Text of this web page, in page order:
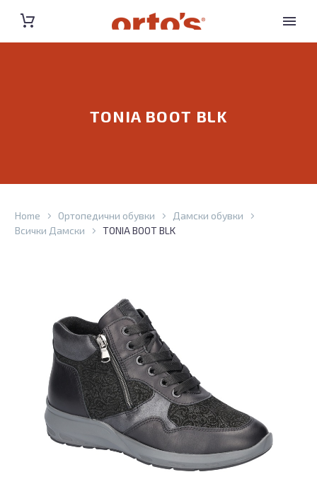
TONIA BOOT BLK
Home Ортопедични обувки
Дамски обувки
Всички Дамски
TONIA BOOT BLK